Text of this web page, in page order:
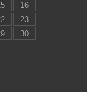
16
23
30